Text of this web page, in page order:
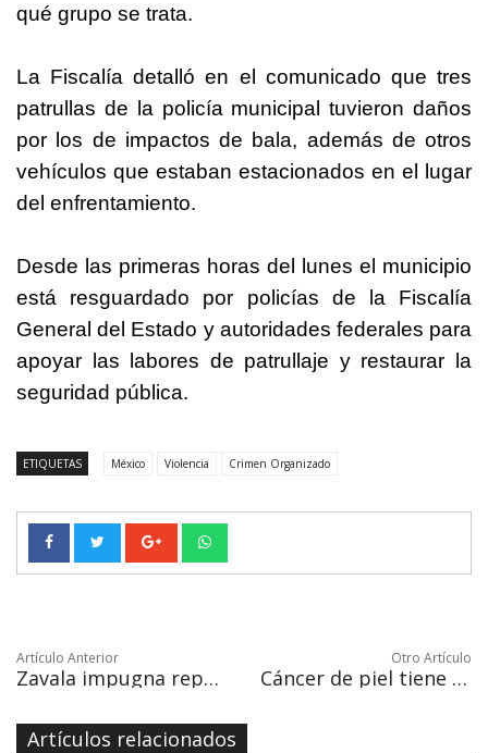
qué grupo se trata.
La Fiscalía detalló en el comunicado que tres
patrullas de la policía municipal tuvieron daños
por los de impactos de bala, además de otros
vehículos que estaban estacionados en el lugar
del enfrentamiento.
Desde las primeras horas del lunes el municipio
está resguardado por policías de la Fiscalía
General del Estado y autoridades federales para
apoyar las labores de patrullaje y restaurar la
seguridad pública.
ETIQUETAS México Violencia Crimen Organizado
Artículo Anterior
Zavala impugna reparto de anuncios y tope de gastos en campañas mexicanas
Otro Artículo
Cáncer de piel tiene una mayor incidencia que el de mama, próstata, pulmón y colon juntos
Artículos relacionados